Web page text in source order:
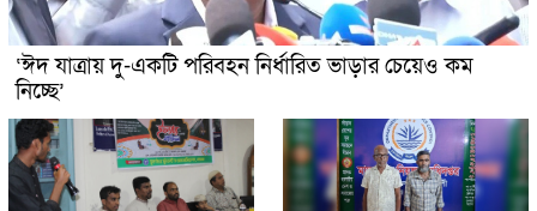
‘ঈদ যাত্রায় দু-একটি পরিবহন নির্ধারিত ভাড়ার চেয়েও কম
নিচ্ছে’